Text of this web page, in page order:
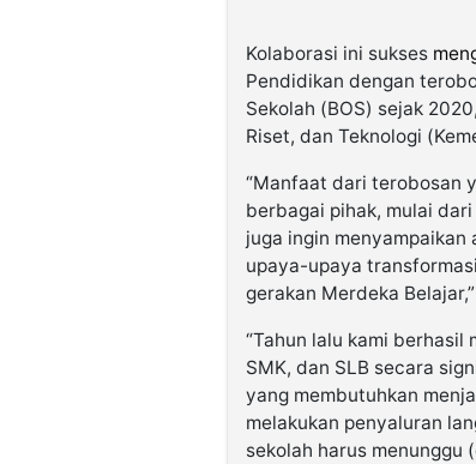
Kolaborasi ini sukses
Pendidikan dengan
Sekolah (BOS) sejak
Riset, dan Teknologi
“Manfaat dari terobosan
berbagai pihak, mulai
juga ingin
upaya-upaya
gerakan Merdeka
“Tahun lalu kami berhasil
SMK, dan SLB secara
yang membutuhkan
melakukan penyaluran
sekolah harus menunggu